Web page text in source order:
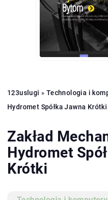
123uslugi » Technologia i
Hydromet Spółka Jawna Krótki
Zakład
Hydromet
Krótki